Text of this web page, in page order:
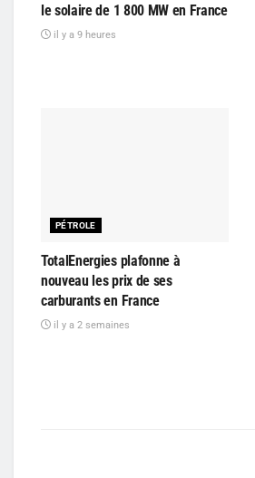
le solaire de 1 800 MW en France
il y a 9 heures
PÉTROLE
TotalEnergies plafonne à
nouveau les prix de ses
carburants en France
il y a 2 semaines